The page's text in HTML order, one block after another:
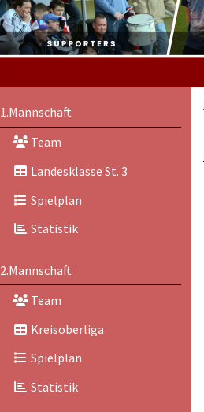
1.Mannschaft
Team
Landesklasse St. 3
Spielplan
Statistik
2.Mannschaft
Team
Kreisoberliga
Spielplan
Statistik